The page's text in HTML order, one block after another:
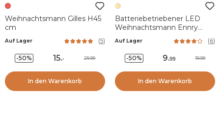
Weihnachtsmann Gilles H45
cm
Auf Lager (5)
-50% 15.- 29.99
In den Warenkorb
Batteriebetriebener LED
Weihnachtsmann Ennry
Auf Lager (6)
-50% 9.99 19.99
In den Warenkorb